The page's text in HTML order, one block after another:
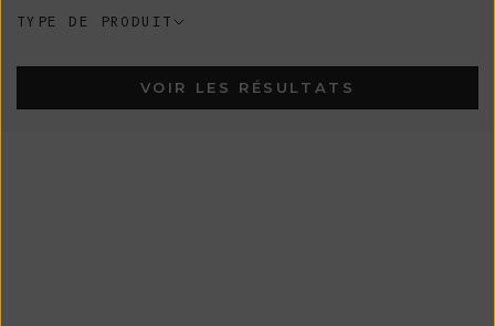
TYPE DE PRODUIT
VOIR LES RÉSULTATS